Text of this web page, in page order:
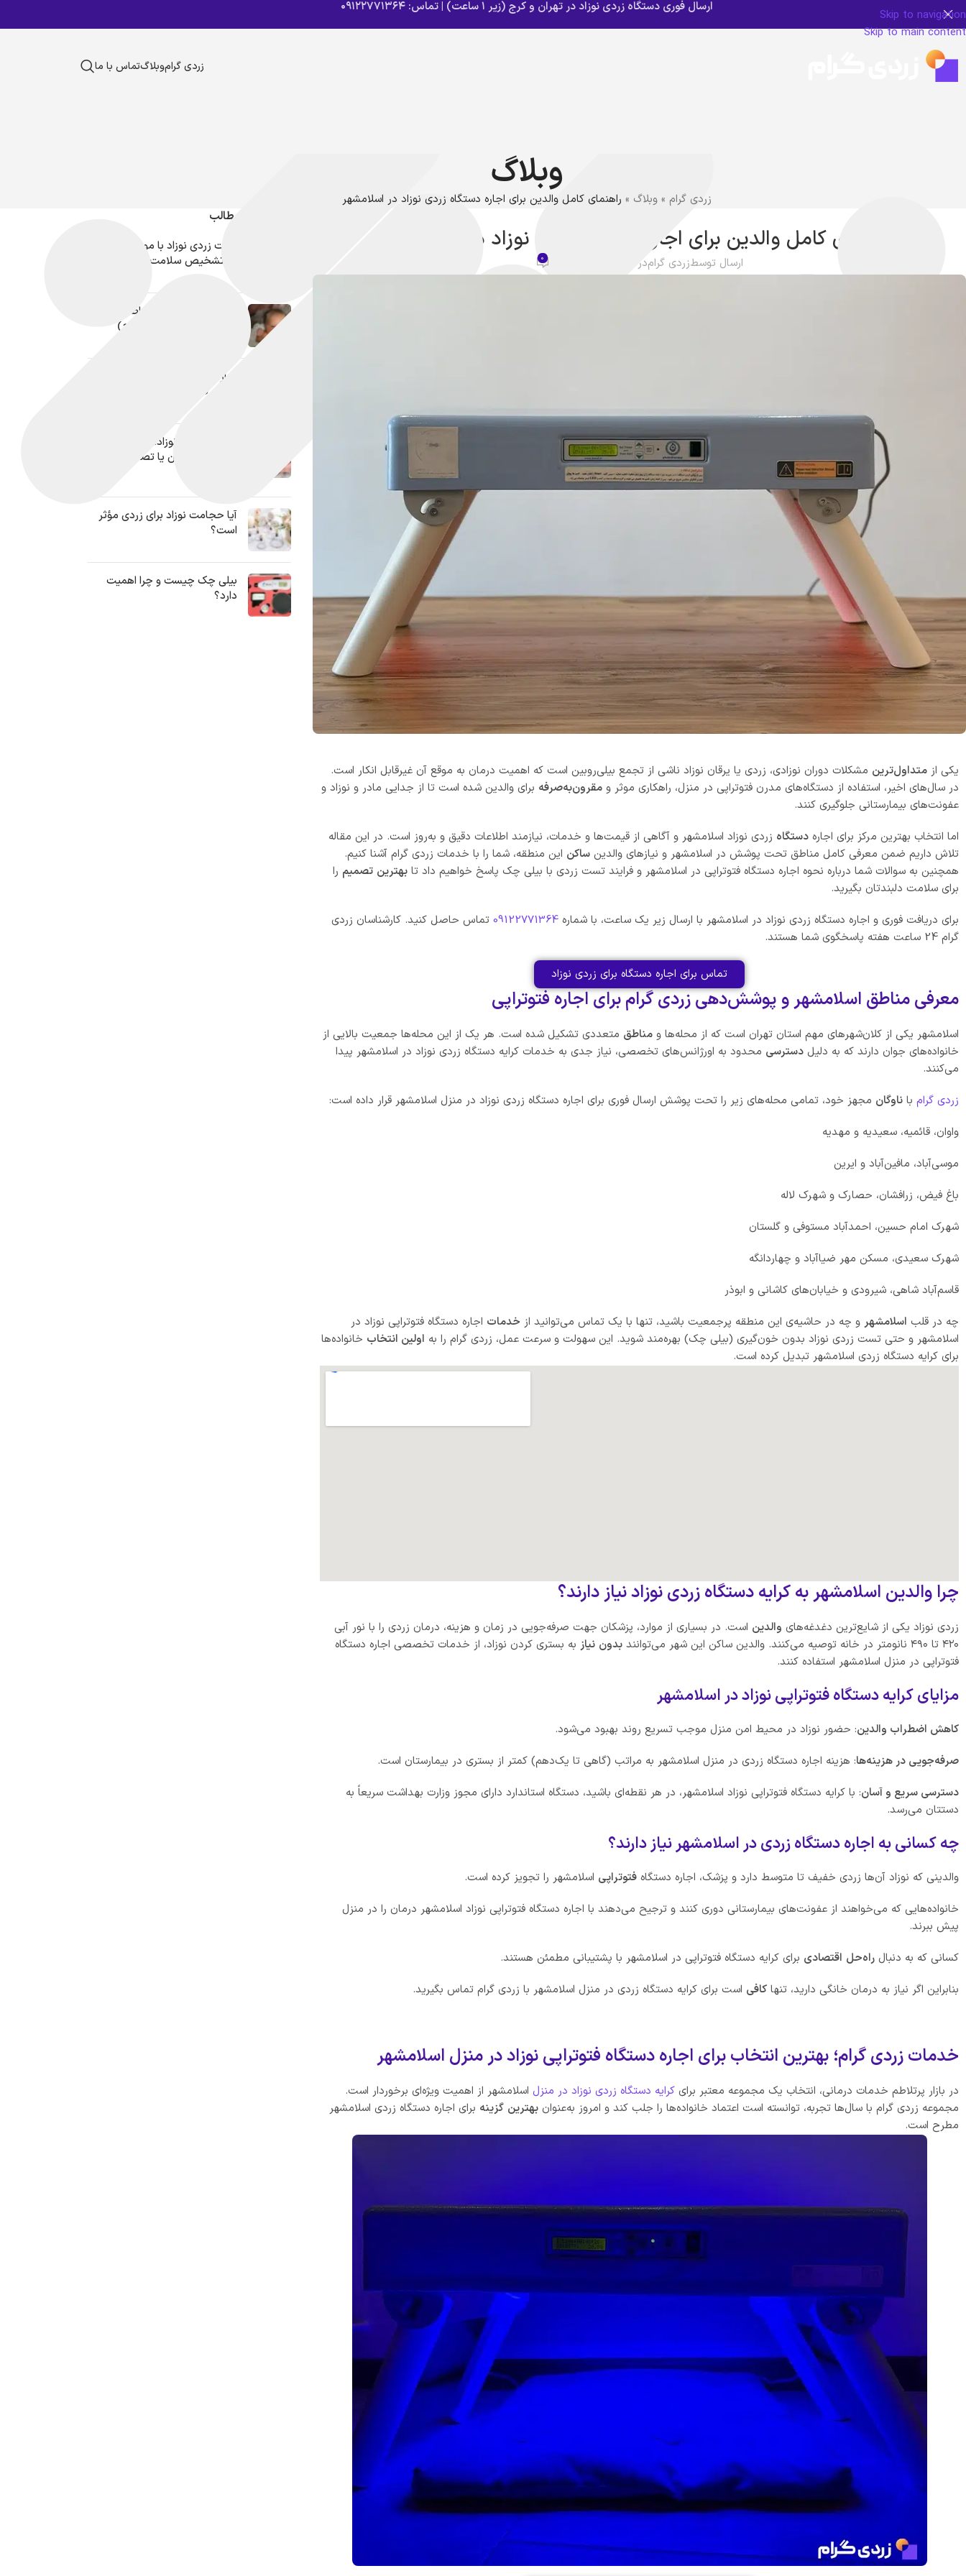
Skip to navigation
Skip to main content
ارسال فوری دستگاه زردی نوزاد در تهران و کرج (زیر ۱ ساعت) | تماس: ۰۹۱۲۲۷۷۱۳۶۴
زردی گراموبلاگتماس با ما
وبلاگ
زردی گرام » وبلاگ » راهنمای کامل والدین برای اجاره دستگاه زردی نوزاد در اسلامشهر
راهنمای کامل والدین برای اجاره دستگاه زردی نوزاد در اسلامشهر
ارسال توسطزردی گرامدر تاریخ 2026-04-29 0
یکی از متداول‌ترین مشکلات دوران نوزادی، زردی یا یرقان نوزاد ناشی از تجمع بیلی‌روبین است که اهمیت درمان به موقع آن غیرقابل انکار است.
در سال‌های اخیر، استفاده از دستگاه‌های مدرن فتوتراپی در منزل، راهکاری موثر و مقرون‌به‌صرفه برای والدین شده است تا از جدایی مادر و نوزاد و
عفونت‌های بیمارستانی جلوگیری کنند.
اما انتخاب بهترین مرکز برای اجاره دستگاه زردی نوزاد اسلامشهر و آگاهی از قیمت‌ها و خدمات، نیازمند اطلاعات دقیق و به‌روز است. در این مقاله
تلاش داریم ضمن معرفی کامل مناطق تحت پوشش در اسلامشهر و نیازهای والدین ساکن این منطقه، شما را با خدمات زردی گرام آشنا کنیم.
همچنین به سوالات شما درباره نحوه اجاره دستگاه فتوتراپی در اسلامشهر و فرایند تست زردی با بیلی چک پاسخ خواهیم داد تا بهترین تصمیم را
برای سلامت دلبندتان بگیرید.
برای دریافت فوری و اجاره دستگاه زردی نوزاد در اسلامشهر با ارسال زیر یک ساعت، با شماره 09122771364 تماس حاصل کنید. کارشناسان زردی
گرام 24 ساعت هفته پاسخگوی شما هستند.
تماس برای اجاره دستگاه برای زردی نوزاد
معرفی مناطق اسلامشهر و پوشش‌دهی زردی گرام برای اجاره فتوتراپی
اسلامشهر یکی از کلان‌شهرهای مهم استان تهران است که از محله‌ها و مناطق متعددی تشکیل شده است. هر یک از این محله‌ها جمعیت بالایی از
خانواده‌های جوان دارند که به دلیل دسترسی محدود به اورژانس‌های تخصصی، نیاز جدی به خدمات کرایه دستگاه زردی نوزاد در اسلامشهر پیدا
می‌کنند.
زردی گرام با ناوگان مجهز خود، تمامی محله‌های زیر را تحت پوشش ارسال فوری برای اجاره دستگاه زردی نوزاد در منزل اسلامشهر قرار داده است:
واوان، قائمیه، سعیدیه و مهدیه
موسی‌آباد، مافین‌آباد و ایرین
باغ فیض، زرافشان، حصارک و شهرک لاله
شهرک امام حسین، احمدآباد مستوفی و گلستان
شهرک سعیدی، مسکن مهر ضیاآباد و چهاردانگه
قاسم‌آباد شاهی، شیرودی و خیابان‌های کاشانی و ابوذر
چه در قلب اسلامشهر و چه در حاشیه‌ی این منطقه پرجمعیت باشید، تنها با یک تماس می‌توانید از خدمات اجاره دستگاه فتوتراپی نوزاد در
اسلامشهر و حتی تست زردی نوزاد بدون خون‌گیری (بیلی چک) بهره‌مند شوید. این سهولت و سرعت عمل، زردی گرام را به اولین انتخاب خانواده‌ها
برای کرایه دستگاه زردی اسلامشهر تبدیل کرده است.
چرا والدین اسلامشهر به کرایه دستگاه زردی نوزاد نیاز دارند؟
زردی نوزاد یکی از شایع‌ترین دغدغه‌های والدین است. در بسیاری از موارد، پزشکان جهت صرفه‌جویی در زمان و هزینه، درمان زردی را با نور آبی
۴۲۰ تا ۴۹۰ نانومتر در خانه توصیه می‌کنند. والدین ساکن این شهر می‌توانند
بدون نیاز به بستری کردن نوزاد، از خدمات تخصصی اجاره دستگاه
فتوتراپی در منزل اسلامشهر استفاده کنند.
مزایای کرایه دستگاه فتوتراپی نوزاد در اسلامشهر
کاهش اضطراب والدین: حضور نوزاد در محیط امن منزل موجب تسریع روند بهبود می‌شود.
صرفه‌جویی در هزینه‌ها: هزینه اجاره دستگاه زردی در منزل اسلامشهر به مراتب (گاهی تا یک‌دهم) کمتر از بستری در بیمارستان است.
دسترسی سریع و آسان: با کرایه دستگاه فتوتراپی نوزاد اسلامشهر، در هر نقطه‌ای باشید، دستگاه استاندارد دارای مجوز وزارت بهداشت سریعاً به
دستتان می‌رسد.
چه کسانی به اجاره دستگاه زردی در اسلامشهر نیاز دارند؟
والدینی که نوزاد آن‌ها زردی خفیف تا متوسط دارد و پزشک، اجاره دستگاه فتوتراپی اسلامشهر را تجویز کرده است.
خانواده‌هایی که می‌خواهند از عفونت‌های بیمارستانی دوری کنند و ترجیح می‌دهند با اجاره دستگاه فتوتراپی نوزاد اسلامشهر درمان را در منزل
پیش ببرند.
کسانی که به دنبال راه‌حل اقتصادی برای کرایه دستگاه فتوتراپی در اسلامشهر با پشتیبانی مطمئن هستند.
بنابراین اگر نیاز به درمان خانگی دارید، تنها کافی است برای کرایه دستگاه زردی در منزل اسلامشهر با زردی گرام تماس بگیرید.
خدمات زردی گرام؛ بهترین انتخاب برای اجاره دستگاه فتوتراپی نوزاد در منزل اسلامشهر
در بازار پرتلاطم خدمات درمانی، انتخاب یک مجموعه معتبر برای کرایه دستگاه زردی نوزاد در منزل اسلامشهر از اهمیت ویژه‌ای برخوردار است.
مجموعه زردی گرام با سال‌ها تجربه، توانسته است اعتماد خانواده‌ها را جلب کند و امروز به‌عنوان بهترین گزینه برای اجاره دستگاه زردی اسلامشهر
مطرح است.
جدیدترین مطالب
تست زردی نوزاد با موبایل، انقلابی
در تشخیص سلامت نوزادان
ختنه و زردی نوزاد؛ ارتباط یا اتفاق؟
(بررسی علمی باورهای رایج)
راهکار قطعی پیشگیری!
انار برای زردی نوزاد؛ روشی آسان و
موثر برای درمان یا تصمیمی
آیا حجامت نوزاد برای زردی مؤثر
است؟
بیلی چک چیست و چرا اهمیت
دارد؟